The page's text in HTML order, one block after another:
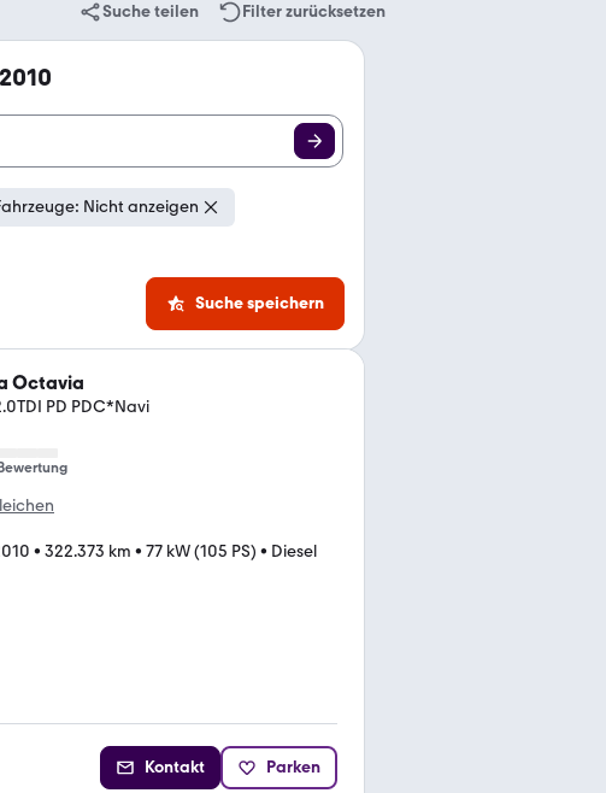
Suche teilen Filter zurücksetzen
Nicht anzeigen
Suche speichern
Octavia
PD PDC*Navi
• 322.373 km • 77 kW (105 PS) • Diesel
Kontakt Parken